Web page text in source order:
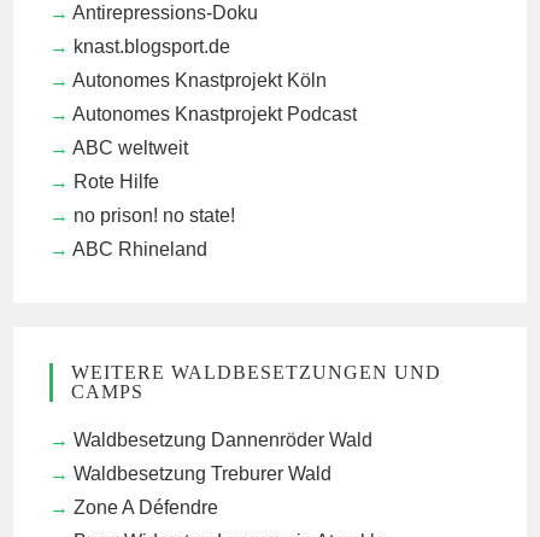
Antirepressions-Doku
knast.blogsport.de
Autonomes Knastprojekt Köln
Autonomes Knastprojekt Podcast
ABC weltweit
Rote Hilfe
no prison! no state!
ABC Rhineland
WEITERE WALDBESETZUNGEN UND
CAMPS
Waldbesetzung Dannenröder Wald
Waldbesetzung Treburer Wald
Zone A Défendre